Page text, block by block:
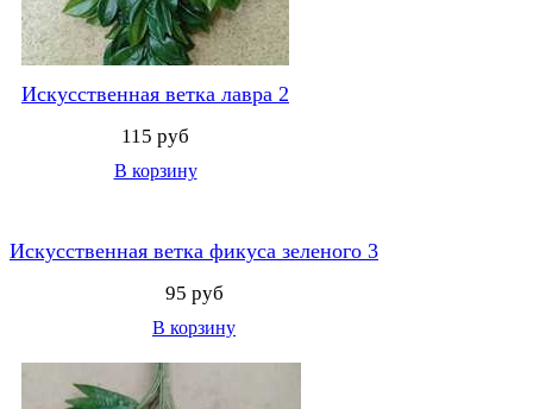
Искусственная ветка лавра 2
115 руб
В корзину
Искусственная ветка фикуса зеленого 3
95 руб
В корзину